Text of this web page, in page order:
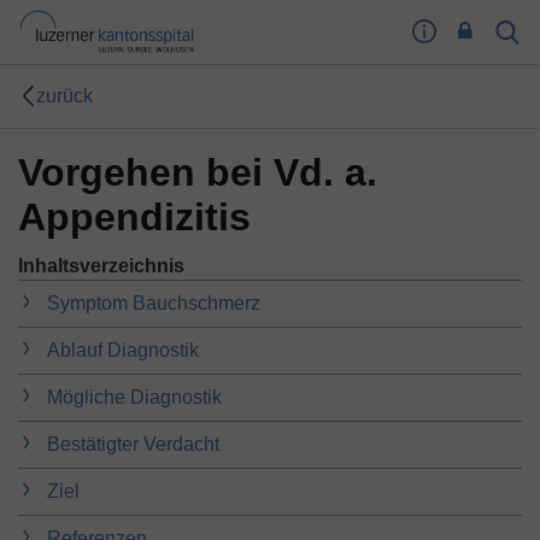
I
o
l
B
zurück
Vorgehen bei Vd. a.
Appendizitis
Inhaltsverzeichnis
Symptom Bauchschmerz
Ablauf Diagnostik
Mögliche Diagnostik
Bestätigter Verdacht
Ziel